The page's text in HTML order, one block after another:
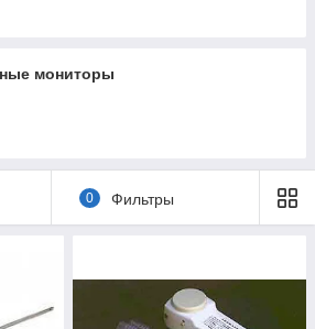
мониторы
0 Фильтры